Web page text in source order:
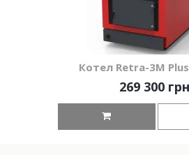
Котел Retra-3М
269 300